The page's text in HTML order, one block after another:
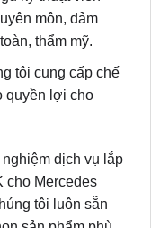
tôi cung cấp chế
quyền lợi cho
tôi luôn sẵn
sản phẩm phù